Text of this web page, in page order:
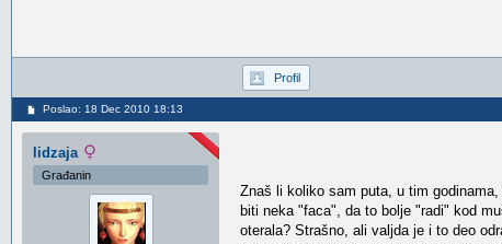
Profil
Poslao: 18 Dec 2010 18:13
lidzaja
Građanin
Znaš li koliko sam puta, u tim
biti neka "faca", da to bolje "radi" kod
oterala? Strašno, ali valjda je i to deo